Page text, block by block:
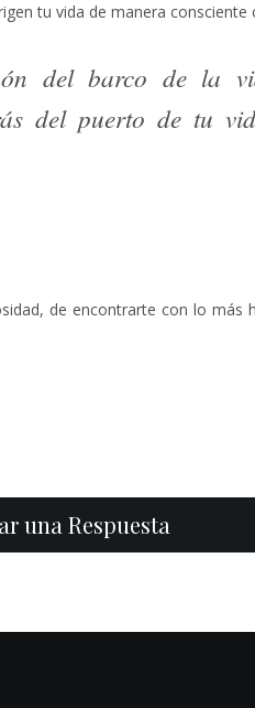
tu vida de manera consciente
del barco de la
del puerto de tu
de encontrarte con lo más
una Respuesta